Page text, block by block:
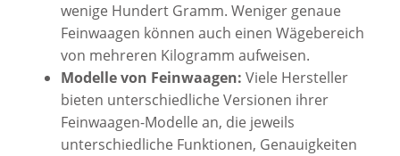
wenige Hundert Gramm. Weniger genaue
Feinwaagen können auch einen Wägebereich
von mehreren Kilogramm aufweisen.
Modelle von Feinwaagen: Viele Hersteller
bieten unterschiedliche Versionen ihrer
Feinwaagen-Modelle an, die jeweils
unterschiedliche Funktionen, Genauigkeiten